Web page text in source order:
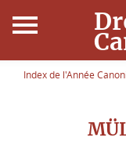
Accueil
Droit
Index de l'Année